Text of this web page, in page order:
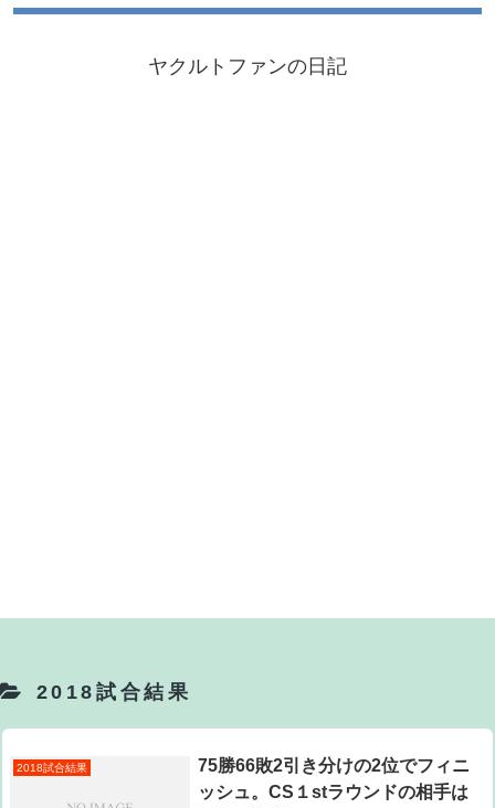
ヤクルトファンの日記
2018試合結果
2018試合結果
75勝66敗2引き分けの2位でフィニ
ッシュ。CS１stラウンドの相手は